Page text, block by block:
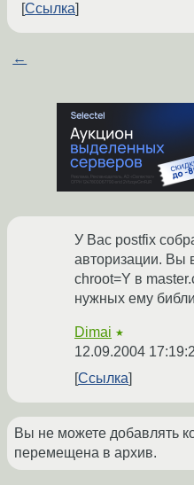
Ссылка
←
У Вас postfix
авторизации. Вы
chroot=Y в
нужных ему
Dimai ★
12.09.2004
Ссылка
Вы не можете добавлять
перемещена в архив.